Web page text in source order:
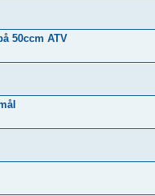
50ccm ATV